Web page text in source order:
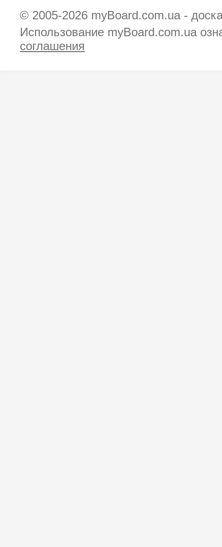
© 2005-2026 myBoard.com.ua -
Использование myBoard.com.ua
соглашения